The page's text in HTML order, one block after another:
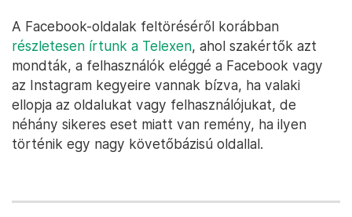
A Facebook-oldalak feltöréséről korábban
részletesen írtunk a Telexen, ahol szakértők azt
mondták, a felhasználók eléggé a Facebook vagy
az Instagram kegyeire vannak bízva, ha valaki
ellopja az oldalukat vagy felhasználójukat, de
néhány sikeres eset miatt van remény, ha ilyen
történik egy nagy követőbázisú oldallal.